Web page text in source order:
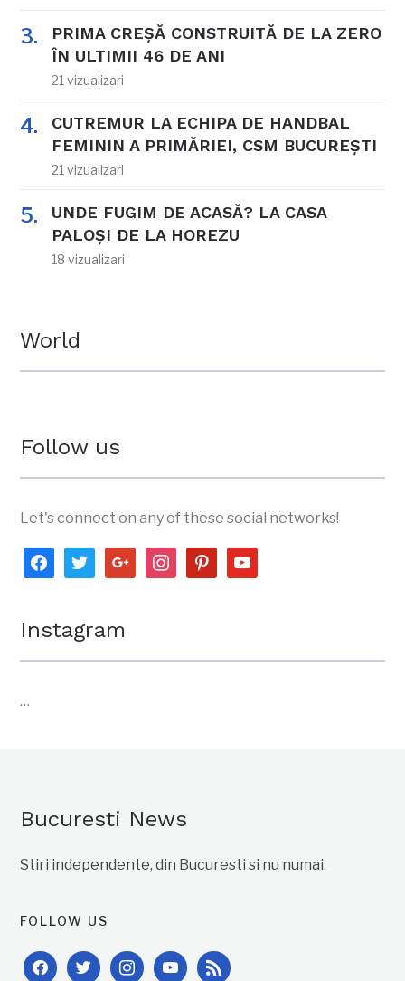
PRIMA CREȘĂ CONSTRUITĂ DE LA ZERO
ÎN ULTIMII 46 DE ANI
21 vizualizari
CUTREMUR LA ECHIPA DE HANDBAL
FEMININ A PRIMĂRIEI, CSM BUCUREȘTI
21 vizualizari
UNDE FUGIM DE ACASĂ? LA CASA
PALOȘI DE LA HOREZU
18 vizualizari
World
Follow us
Let's connect on any of these social networks!
facebooktwittergoogleinstagrampinterestyoutube
Instagram
…
Bucuresti News
Stiri independente, din Bucuresti si nu numai.
FOLLOW US
facebooktwitterinstagramyoutube
rss